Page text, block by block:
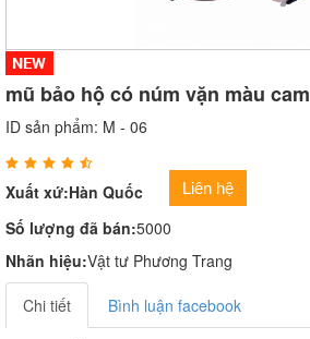
Các sản phẩm về điện
Dụng cụ cầm tay
mũ bảo hộ có núm vặn màu cam
ID sản phẩm: M - 06
Xuất xứ:Hàn Quốc Liên hệ
Số lượng đã bán:5000
Nhãn hiệu:Vật tư Phương Trang
Chi tiết Bình luận facebook